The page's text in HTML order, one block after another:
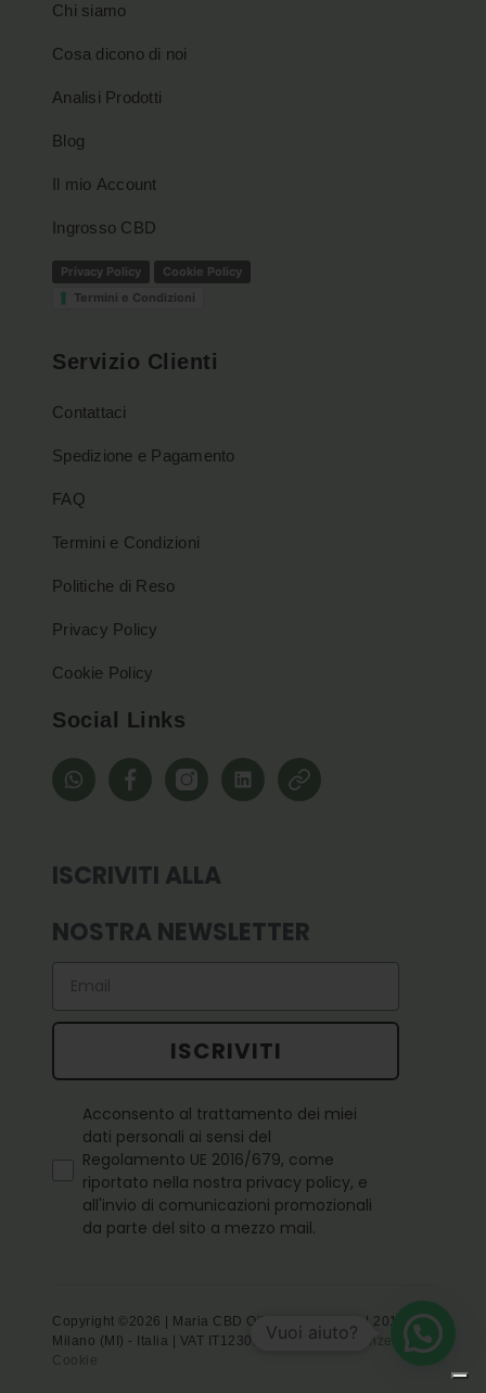
Chi siamo
Cosa dicono di noi
Analisi Prodotti
Blog
Il mio Account
Ingrosso CBD
Privacy Policy
Cookie Policy
Termini e Condizioni
Servizio Clienti
Contattaci
Spedizione e Pagamento
FAQ
Termini e Condizioni
Politiche di Reso
Privacy Policy
Cookie Policy
Social Links
whatsappFacebookInstagramLinkedinPinterest
ISCRIVITI ALLA
NOSTRA NEWSLETTER
ISCRIVITI
Questo campo è obbligatorio
Acconsento al trattamento dei miei
dati personali ai sensi del
Regolamento UE 2016/679, come
riportato nella nostra privacy policy, e
all'invio di comunicazioni promozionali
da parte del sito a mezzo mail.
Copyright ©2026 | Maria CBD Oil - Via Imperia 2 | 20142
Milano (MI) - Italia | VAT IT12309690969 - Preferenze
Cookie
Vuoi aiuto?